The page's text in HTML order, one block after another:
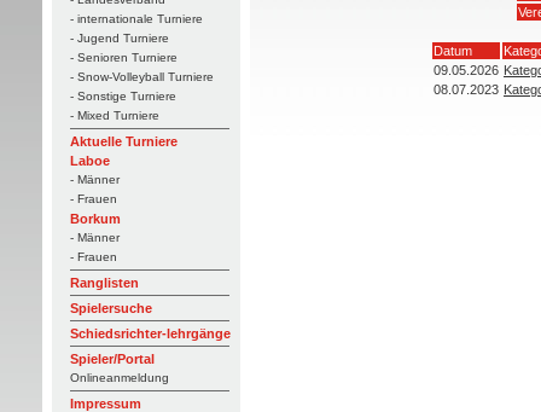
- internationale Turniere
- Jugend Turniere
- Senioren Turniere
- Snow-Volleyball Turniere
- Sonstige Turniere
- Mixed Turniere
Aktuelle Turniere
Laboe
- Männer
- Frauen
Borkum
- Männer
- Frauen
Ranglisten
Spielersuche
Schiedsrichter-lehrgänge
Spieler/Portal
Onlineanmeldung
Impressum
Datum
09.05.2026
08.07.2023